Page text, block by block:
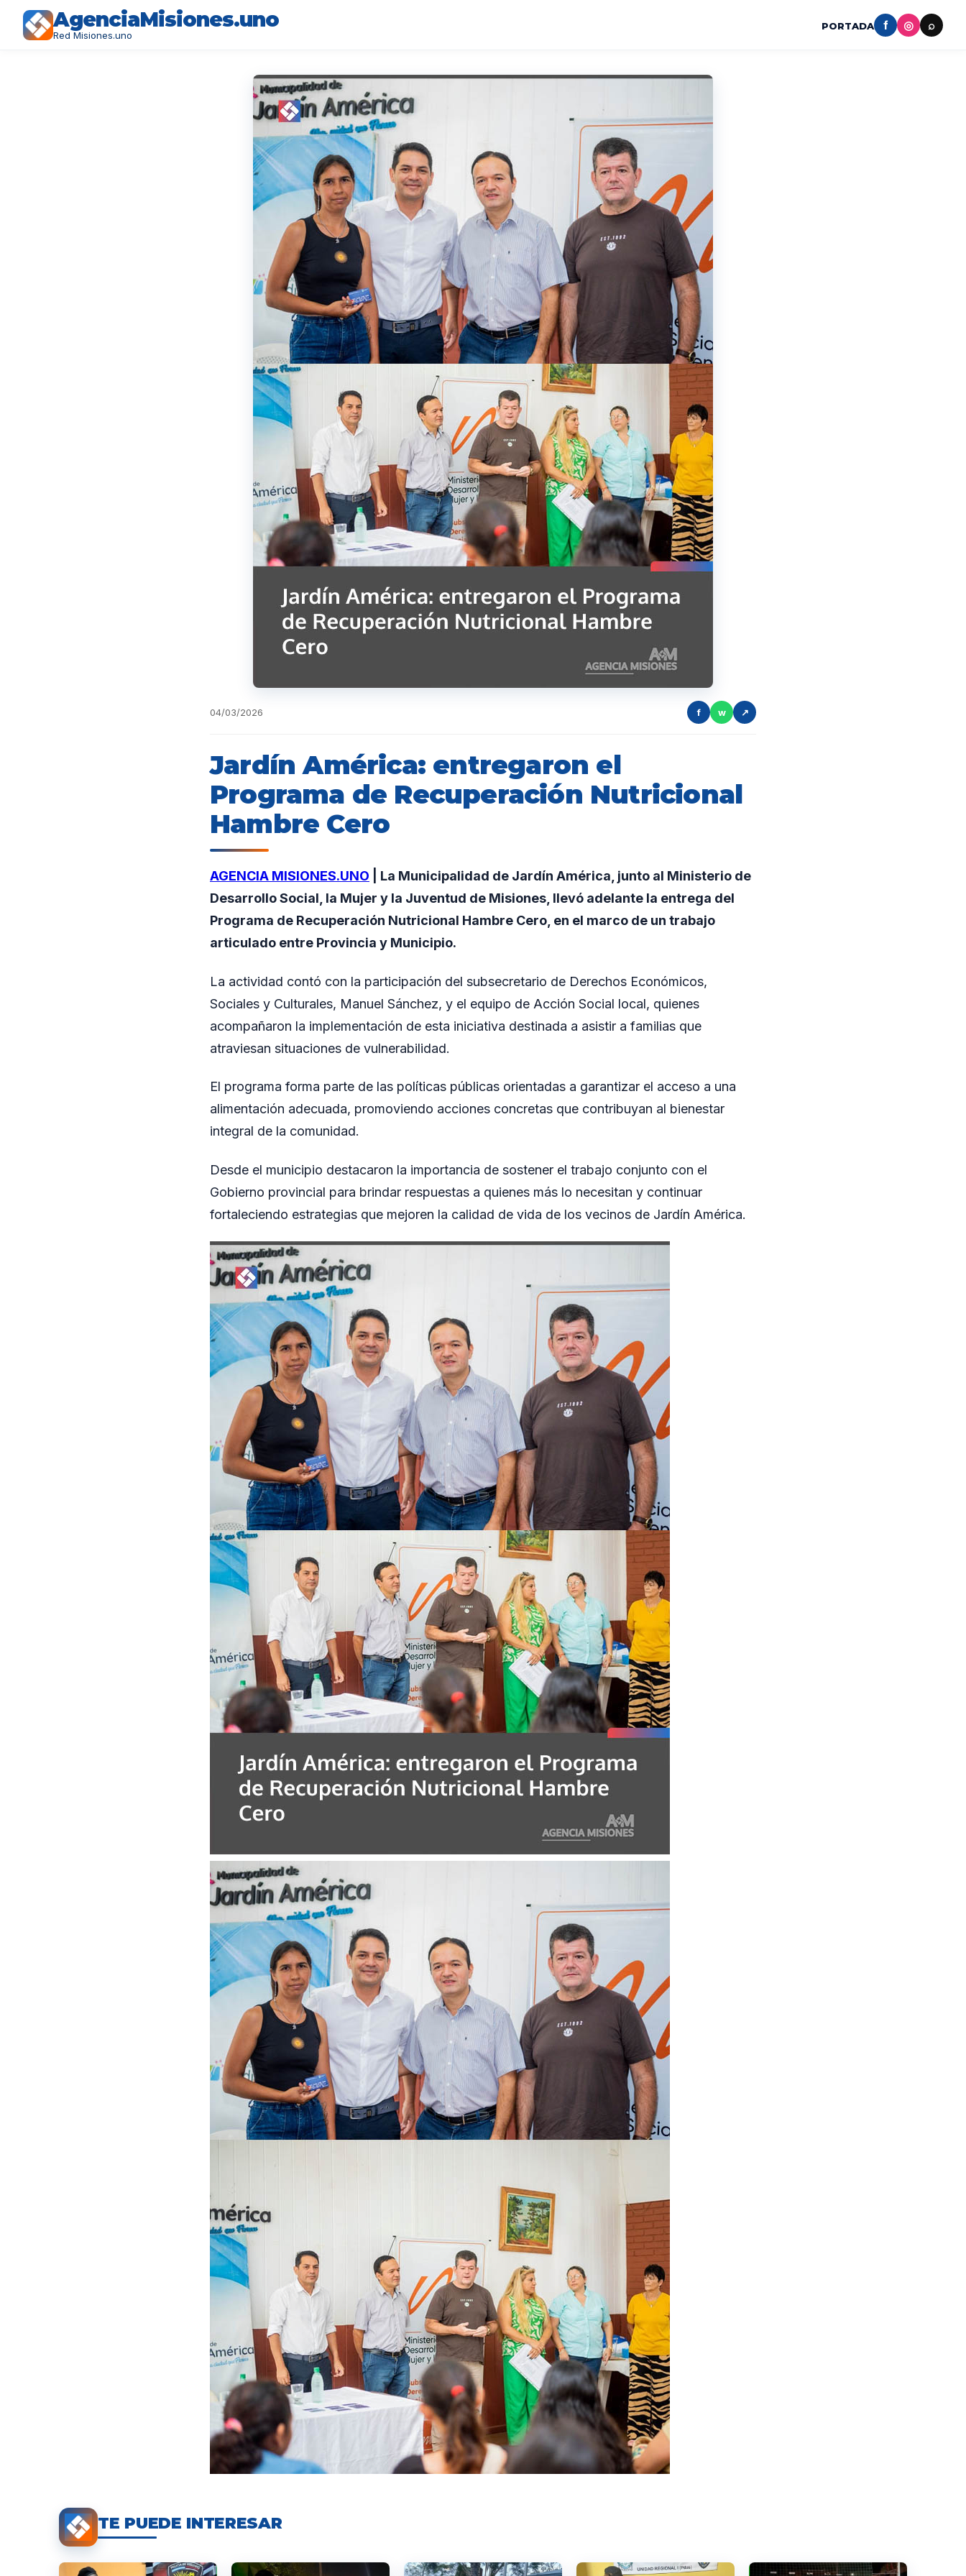
AgenciaMisiones.uno
Red Misiones.uno
PORTADA f ◎ ⌕
04/03/2026 f w ↗
Jardín América: entregaron el
Programa de Recuperación Nutricional
Hambre Cero
AGENCIA MISIONES.UNO | La Municipalidad de Jardín América, junto al Ministerio de
Desarrollo Social, la Mujer y la Juventud de Misiones, llevó adelante la entrega del
Programa de Recuperación Nutricional Hambre Cero, en el marco de un trabajo
articulado entre Provincia y Municipio.
La actividad contó con la participación del subsecretario de Derechos Económicos,
Sociales y Culturales, Manuel Sánchez, y el equipo de Acción Social local, quienes
acompañaron la implementación de esta iniciativa destinada a asistir a familias que
atraviesan situaciones de vulnerabilidad.
El programa forma parte de las políticas públicas orientadas a garantizar el acceso a una
alimentación adecuada, promoviendo acciones concretas que contribuyan al bienestar
integral de la comunidad.
Desde el municipio destacaron la importancia de sostener el trabajo conjunto con el
Gobierno provincial para brindar respuestas a quienes más lo necesitan y continuar
fortaleciendo estrategias que mejoren la calidad de vida de los vecinos de Jardín América.
TE PUEDE INTERESAR